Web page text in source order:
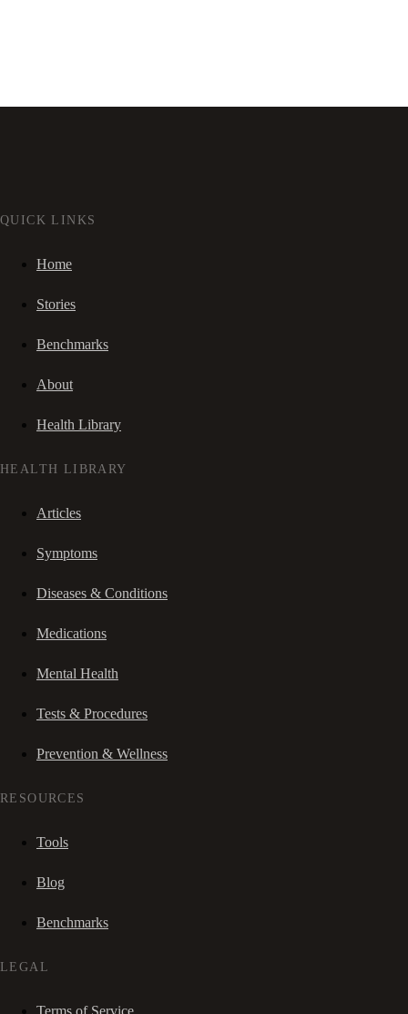
QUICK LINKS
Home
Stories
Benchmarks
About
Health Library
HEALTH LIBRARY
Articles
Symptoms
Diseases & Conditions
Medications
Mental Health
Tests & Procedures
Prevention & Wellness
RESOURCES
Tools
Blog
Benchmarks
LEGAL